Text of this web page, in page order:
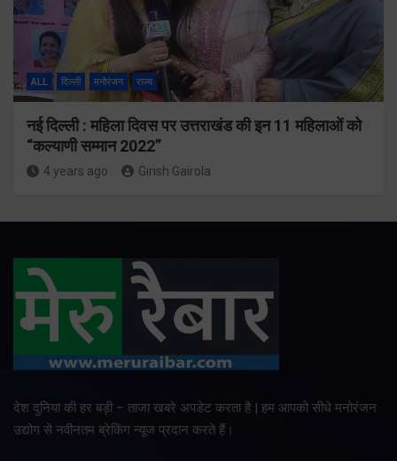
ALL दिल्ली मनोरंजन राज्य
नई दिल्ली : महिला दिवस पर उत्तराखंड की इन 11 महिलाओं को
“कल्याणी सम्मान 2022”
4 years ago Girish Gairola
देश दुनिया की हर बड़ी – ताजा खबरे अपडेट करता है | हम आपको सीधे मनोरंजन
उद्योग से नवीनतम ब्रेकिंग न्यूज प्रदान करते हैं।